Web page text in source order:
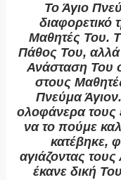
Το Άγιο
διαφορετικό
Μαθητές Του.
Πάθος Του,
Ανάσταση Του
στους
Πνεύμα
ολοφάνερα τους
να το πούμε
κατέβηκε,
αγιάζοντας
έκανε δική